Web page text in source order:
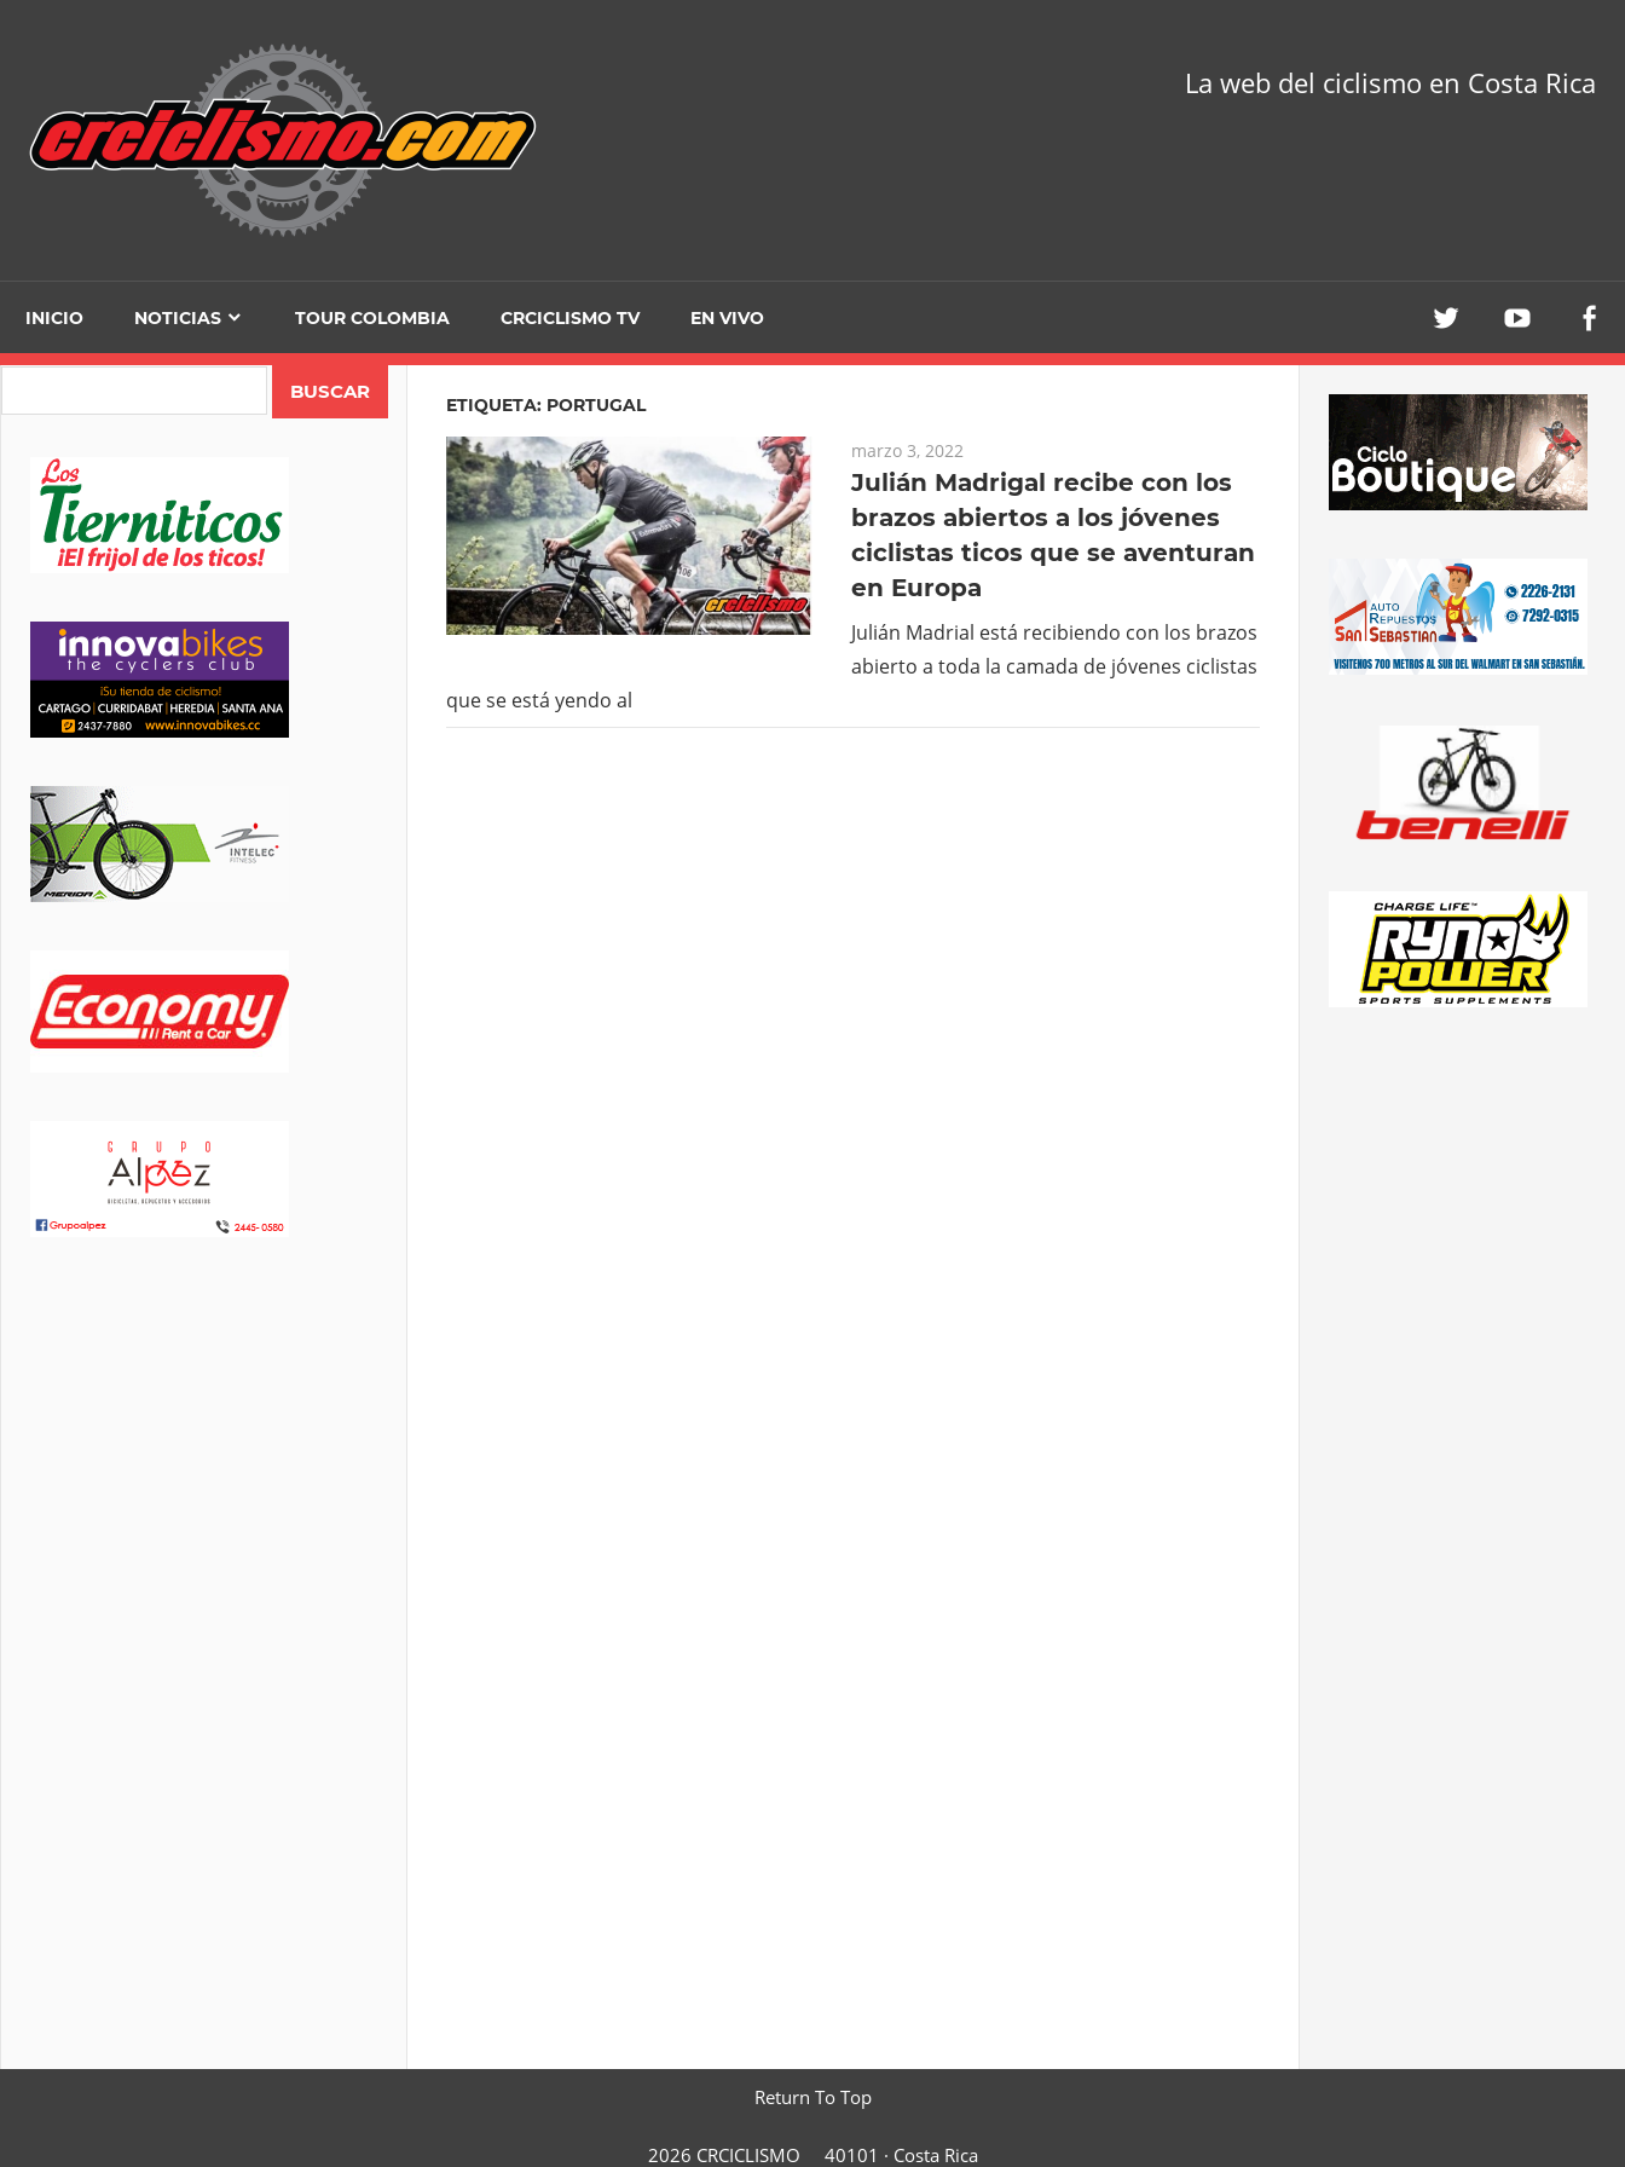
La web del ciclismo en Costa Rica
INICIO NOTICIAS TOUR COLOMBIA CRCICLISMO TV EN VIVO
ETIQUETA: PORTUGAL
marzo 3, 2022
Julián Madrigal recibe con los
brazos abiertos a los jóvenes
ciclistas ticos que se aventuran
en Europa
Julián Madrial está recibiendo con los brazos
abierto a toda la camada de jóvenes ciclistas
que se está yendo al
Return To Top
2026 CRCICLISMO 40101 · Costa Rica